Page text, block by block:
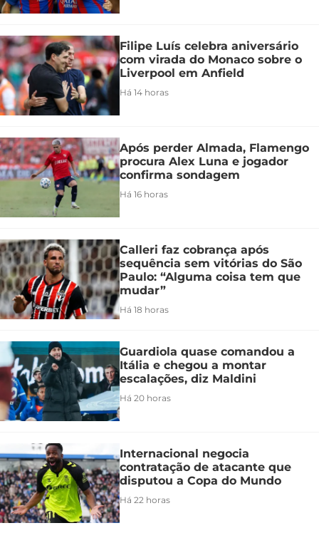
Filipe Luís celebra aniversário
com virada do Monaco sobre o
Liverpool em Anfield
Há 14 horas
Após perder Almada, Flamengo
procura Alex Luna e jogador
confirma sondagem
Há 16 horas
Calleri faz cobrança após
sequência sem vitórias do São
Paulo: “Alguma coisa tem que
mudar”
Há 18 horas
Guardiola quase comandou a
Itália e chegou a montar
escalações, diz Maldini
Há 20 horas
Internacional negocia
contratação de atacante que
disputou a Copa do Mundo
Há 22 horas